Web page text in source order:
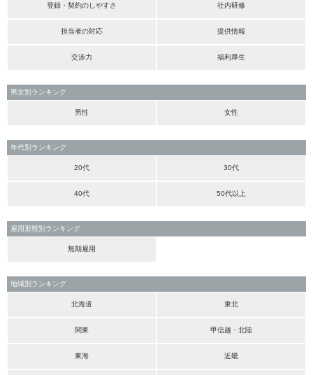
登録・契約のしやすさ 社内研修
担当者の対応 提供情報
交渉力 福利厚生
男女別ランキング
男性 女性
年代別ランキング
20代 30代
40代 50代以上
雇用形態別ランキング
無期雇用
地域別ランキング
北海道 東北
関東 甲信越・北陸
東海 近畿